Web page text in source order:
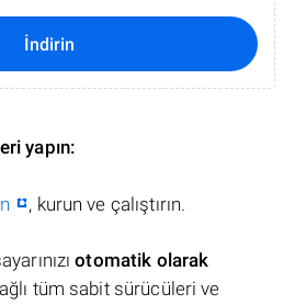
İndirin
yapın:
, kurun ve çalıştırın.
otomatik olarak
tüm sabit sürücüleri ve